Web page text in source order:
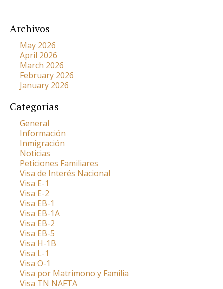
Archivos
May 2026
April 2026
March 2026
February 2026
January 2026
Categorias
General
Información
Inmigración
Noticias
Peticiones Familiares
Visa de Interés Nacional
Visa E-1
Visa E-2
Visa EB-1
Visa EB-1A
Visa EB-2
Visa EB-5
Visa H-1B
Visa L-1
Visa O-1
Visa por Matrimono y Familia
Visa TN NAFTA